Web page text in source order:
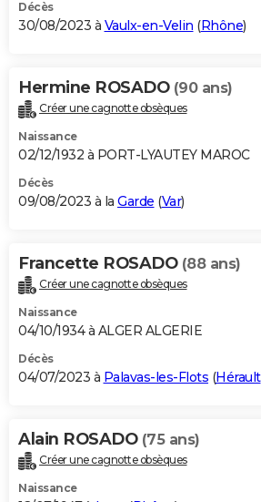
Décès
30/08/2023 à Vaulx-en-Velin (Rhône)
Hermine ROSADO (90 ans)
Créer une cagnotte obsèques
Naissance
02/12/1932 à PORT-LYAUTEY MAROC
Décès
09/08/2023 à la Garde (Var)
Francette ROSADO (88 ans)
Créer une cagnotte obsèques
Naissance
04/10/1934 à ALGER ALGERIE
Décès
04/07/2023 à Palavas-les-Flots (Hérault
Alain ROSADO (75 ans)
Créer une cagnotte obsèques
Naissance